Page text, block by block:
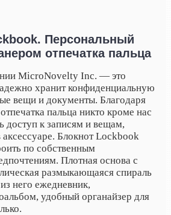
Персональный
отпечатка пальца
MicroNovelty Inc. — это
хранит конфиденциальную
вещи и документы. Благодаря
пальца никто кроме нас
доступ к записям и вещам,
аксессуаре. Блокнот Lockbook
по собственным
Плотная основа с
размыкающаяся спираль
него ежедневник,
удобный органайзер для